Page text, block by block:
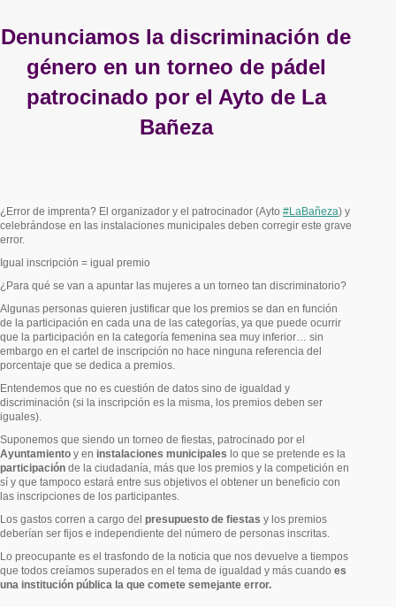
Denunciamos la discriminación de
género en un torneo de pádel
patrocinado por el Ayto de La
Bañeza
¿Error de imprenta? El organizador y el patrocinador (Ayto #LaBañeza) y
celebrándose en las instalaciones municipales deben corregir este grave
error.
Igual inscripción = igual premio
¿Para qué se van a apuntar las mujeres a un torneo tan discriminatorio?
Algunas personas quieren justificar que los premios se dan en función
de la participación en cada una de las categorías, ya que puede ocurrir
que la participación en la categoría femenina sea muy inferior… sin
embargo en el cartel de inscripción no hace ninguna referencia del
porcentaje que se dedica a premios.
Entendemos que no es cuestión de datos sino de igualdad y
discriminación (si la inscripción es la misma, los premios deben ser
iguales).
Suponemos que siendo un torneo de fiestas, patrocinado por el
Ayuntamiento y en instalaciones municipales lo que se pretende es la
participación de la ciudadanía, más que los premios y la competición en
sí y que tampoco estará entre sus objetivos el obtener un beneficio con
las inscripciones de los participantes.
Los gastos corren a cargo del presupuesto de fiestas y los premios
deberían ser fijos e independiente del número de personas inscritas.
Lo preocupante es el trasfondo de la noticia que nos devuelve a tiempos
que todos creíamos superados en el tema de igualdad y más cuando es
una institución pública la que comete semejante error.